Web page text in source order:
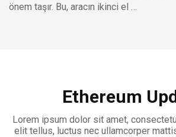
önem taşır. Bu, aracın ikinci el …
Ethereum
Lorem ipsum dolor sit amet,
elit tellus, luctus nec ullamcorper